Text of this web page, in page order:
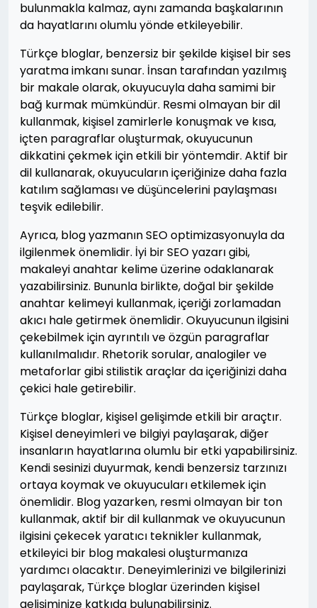
bulunmakla kalmaz, aynı zamanda başkalarının
da hayatlarını olumlu yönde etkileyebilir.
Türkçe bloglar, benzersiz bir şekilde kişisel bir ses
yaratma imkanı sunar. İnsan tarafından yazılmış
bir makale olarak, okuyucuyla daha samimi bir
bağ kurmak mümkündür. Resmi olmayan bir dil
kullanmak, kişisel zamirlerle konuşmak ve kısa,
içten paragraflar oluşturmak, okuyucunun
dikkatini çekmek için etkili bir yöntemdir. Aktif bir
dil kullanarak, okuyucuların içeriğinize daha fazla
katılım sağlaması ve düşüncelerini paylaşması
teşvik edilebilir.
Ayrıca, blog yazmanın SEO optimizasyonuyla da
ilgilenmek önemlidir. İyi bir SEO yazarı gibi,
makaleyi anahtar kelime üzerine odaklanarak
yazabilirsiniz. Bununla birlikte, doğal bir şekilde
anahtar kelimeyi kullanmak, içeriği zorlamadan
akıcı hale getirmek önemlidir. Okuyucunun ilgisini
çekebilmek için ayrıntılı ve özgün paragraflar
kullanılmalıdır. Rhetorik sorular, analogiler ve
metaforlar gibi stilistik araçlar da içeriğinizi daha
çekici hale getirebilir.
Türkçe bloglar, kişisel gelişimde etkili bir araçtır.
Kişisel deneyimleri ve bilgiyi paylaşarak, diğer
insanların hayatlarına olumlu bir etki yapabilirsiniz.
Kendi sesinizi duyurmak, kendi benzersiz tarzınızı
ortaya koymak ve okuyucuları etkilemek için
önemlidir. Blog yazarken, resmi olmayan bir ton
kullanmak, aktif bir dil kullanmak ve okuyucunun
ilgisini çekecek yaratıcı teknikler kullanmak,
etkileyici bir blog makalesi oluşturmanıza
yardımcı olacaktır. Deneyimlerinizi ve bilgilerinizi
paylaşarak, Türkçe bloglar üzerinden kişisel
gelişiminize katkıda bulunabilirsiniz.